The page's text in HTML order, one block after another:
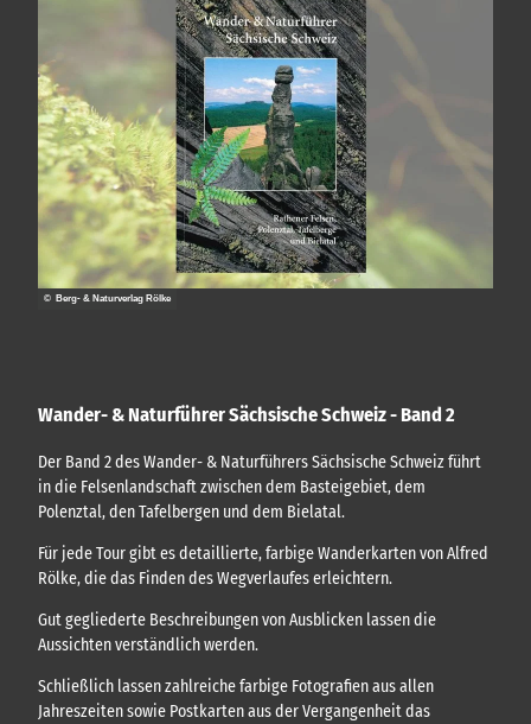
Wander- & Naturführer Sächsische Schweiz - Band 2
Der Band 2 des Wander- & Naturführers Sächsische Schweiz führt
in die Felsenlandschaft zwischen dem Basteigebiet, dem
Polenztal, den Tafelbergen und dem Bielatal.
Für jede Tour gibt es detaillierte, farbige Wanderkarten von Alfred
Rölke, die das Finden des Wegverlaufes erleichtern.
Gut gegliederte Beschreibungen von Ausblicken lassen die
Aussichten verständlich werden.
Schließlich lassen zahlreiche farbige Fotografien aus allen
Jahreszeiten sowie Postkarten aus der Vergangenheit das
© Berg- & Naturverlag Rölke